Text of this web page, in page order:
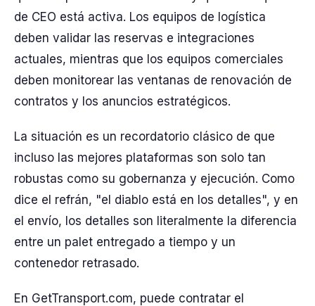
de CEO está activa. Los equipos de logística
deben validar las reservas e integraciones
actuales, mientras que los equipos comerciales
deben monitorear las ventanas de renovación de
contratos y los anuncios estratégicos.
La situación es un recordatorio clásico de que
incluso las mejores plataformas son solo tan
robustas como su gobernanza y ejecución. Como
dice el refrán, "el diablo está en los detalles", y en
el envío, los detalles son literalmente la diferencia
entre un palet entregado a tiempo y un
contenedor retrasado.
En GetTransport.com, puede contratar el